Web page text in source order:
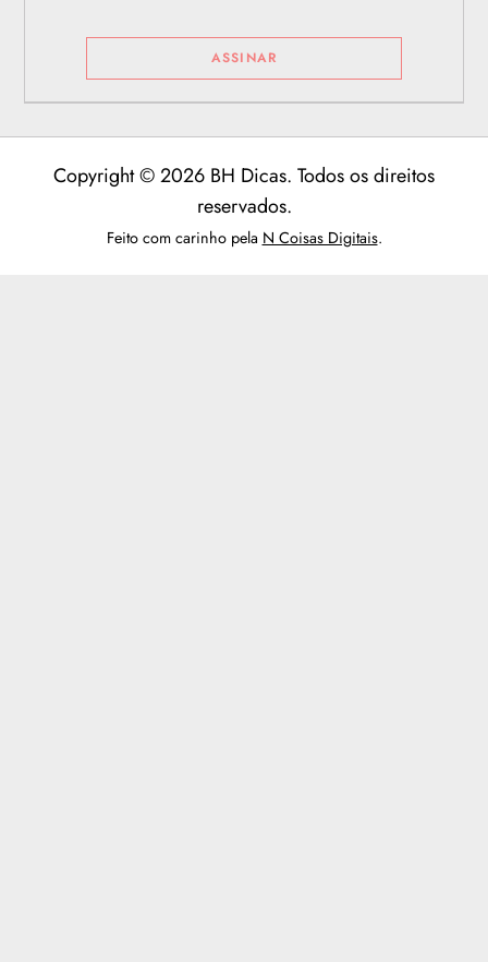
Copyright © 2026 BH Dicas. Todos os direitos
reservados.
Feito com carinho pela N Coisas Digitais.